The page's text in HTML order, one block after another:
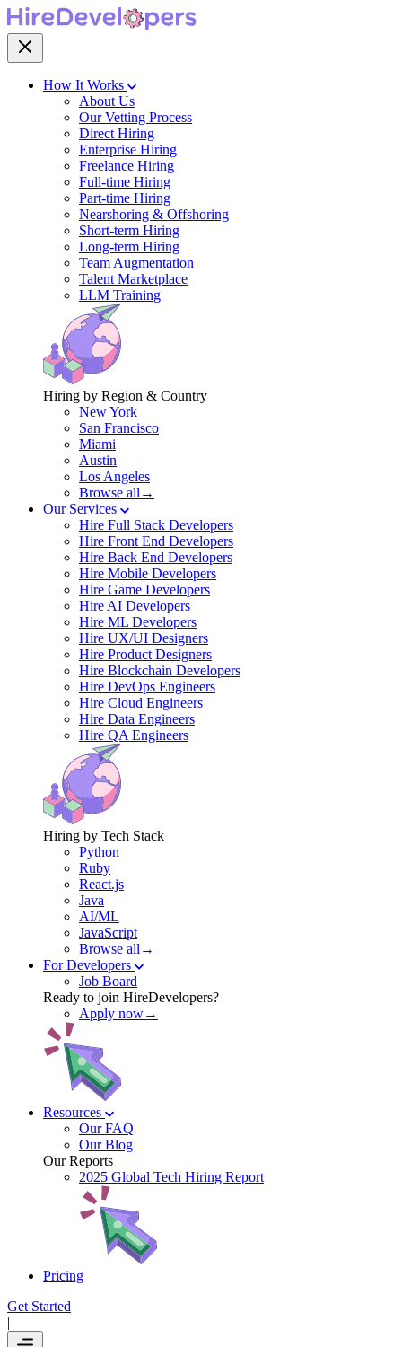
How It Works
About Us
Our Vetting Process
Direct Hiring
Enterprise Hiring
Freelance Hiring
Full-time Hiring
Part-time Hiring
Nearshoring & Offshoring
Short-term Hiring
Long-term Hiring
Team Augmentation
Talent Marketplace
LLM Training
Hiring by Region & Country
New York
San Francisco
Miami
Austin
Los Angeles
Browse all→
Our Services
Hire Full Stack Developers
Hire Front End Developers
Hire Back End Developers
Hire Mobile Developers
Hire Game Developers
Hire AI Developers
Hire ML Developers
Hire UX/UI Designers
Hire Product Designers
Hire Blockchain Developers
Hire DevOps Engineers
Hire Cloud Engineers
Hire Data Engineers
Hire QA Engineers
Hiring by Tech Stack
Python
Ruby
React.js
Java
AI/ML
JavaScript
Browse all→
For Developers
Job Board
Ready to join HireDevelopers?
Apply now→
Resources
Our FAQ
Our Blog
Our Reports
2025 Global Tech Hiring Report
Pricing
Get Started
|